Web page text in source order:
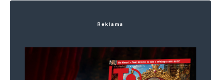
Napsat komentář
označeny
Reklama